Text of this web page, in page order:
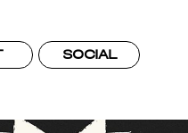
SOCIAL